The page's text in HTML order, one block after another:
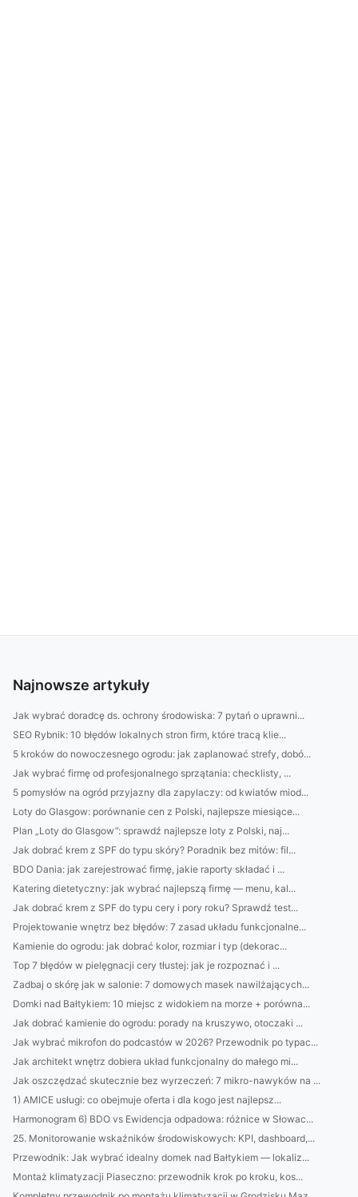
Najnowsze artykuły
Jak wybrać doradcę ds. ochrony środowiska: 7 pytań o uprawni...
SEO Rybnik: 10 błędów lokalnych stron firm, które tracą klie...
5 kroków do nowoczesnego ogrodu: jak zaplanować strefy, dobó...
Jak wybrać firmę od profesjonalnego sprzątania: checklisty, ...
5 pomysłów na ogród przyjazny dla zapylaczy: od kwiatów miod...
Loty do Glasgow: porównanie cen z Polski, najlepsze miesiące...
Plan „Loty do Glasgow”: sprawdź najlepsze loty z Polski, naj...
Jak dobrać krem z SPF do typu skóry? Poradnik bez mitów: fil...
BDO Dania: jak zarejestrować firmę, jakie raporty składać i ...
Katering dietetyczny: jak wybrać najlepszą firmę — menu, kal...
Jak dobrać krem z SPF do typu cery i pory roku? Sprawdź test...
Projektowanie wnętrz bez błędów: 7 zasad układu funkcjonalne...
Kamienie do ogrodu: jak dobrać kolor, rozmiar i typ (dekorac...
Top 7 błędów w pielęgnacji cery tłustej: jak je rozpoznać i ...
Zadbaj o skórę jak w salonie: 7 domowych masek nawilżających...
Domki nad Bałtykiem: 10 miejsc z widokiem na morze + porówna...
Jak dobrać kamienie do ogrodu: porady na kruszywo, otoczaki ...
Jak wybrać mikrofon do podcastów w 2026? Przewodnik po typac...
Jak architekt wnętrz dobiera układ funkcjonalny do małego mi...
Jak oszczędzać skutecznie bez wyrzeczeń: 7 mikro-nawyków na ...
1) AMICE usługi: co obejmuje oferta i dla kogo jest najlepsz...
Harmonogram 6) BDO vs Ewidencja odpadowa: różnice w Słowac...
25. Monitorowanie wskaźników środowiskowych: KPI, dashboard,...
Przewodnik: Jak wybrać idealny domek nad Bałtykiem — lokaliz...
Montaż klimatyzacji Piaseczno: przewodnik krok po kroku, kos...